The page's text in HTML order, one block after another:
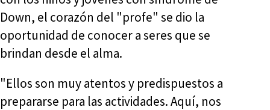
Down, el corazón del "profe" se dio la
oportunidad de conocer a seres que se
brindan desde el alma.
"Ellos son muy atentos y predispuestos a
prepararse para las actividades. Aquí, nos